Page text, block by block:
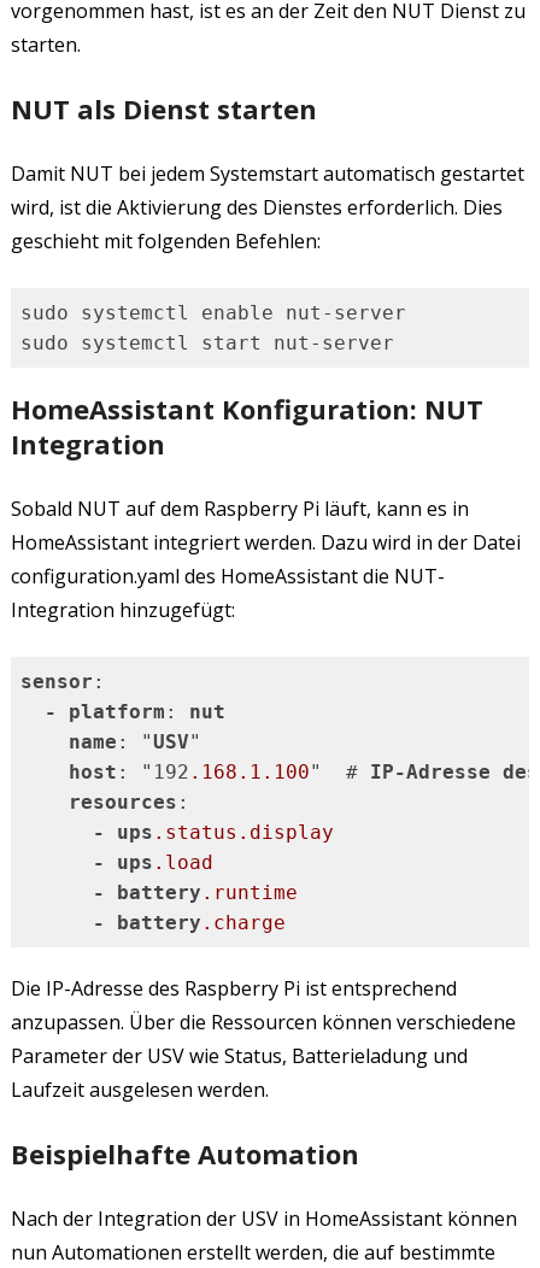
vorgenommen hast, ist es an der Zeit den NUT Dienst zu
starten.
NUT als Dienst starten
Damit NUT bei jedem Systemstart automatisch gestartet
wird, ist die Aktivierung des Dienstes erforderlich. Dies
geschieht mit folgenden Befehlen:
sudo systemctl enable nut-server
sudo systemctl start nut-server
HomeAssistant Konfiguration: NUT
Integration
Sobald NUT auf dem Raspberry Pi läuft, kann es in
HomeAssistant integriert werden. Dazu wird in der Datei
configuration.yaml des HomeAssistant die NUT-
Integration hinzugefügt:
sensor :
-
platform : nut
name : "USV"
host : "192 .168 .1 .100"  # IP-Adresse des
resources :
-
ups .status .display
-
ups .load
-
battery .runtime
-
battery .charge
Die IP-Adresse des Raspberry Pi ist entsprechend
anzupassen. Über die Ressourcen können verschiedene
Parameter der USV wie Status, Batterieladung und
Laufzeit ausgelesen werden.
Beispielhafte Automation
Nach der Integration der USV in HomeAssistant können
nun Automationen erstellt werden, die auf bestimmte